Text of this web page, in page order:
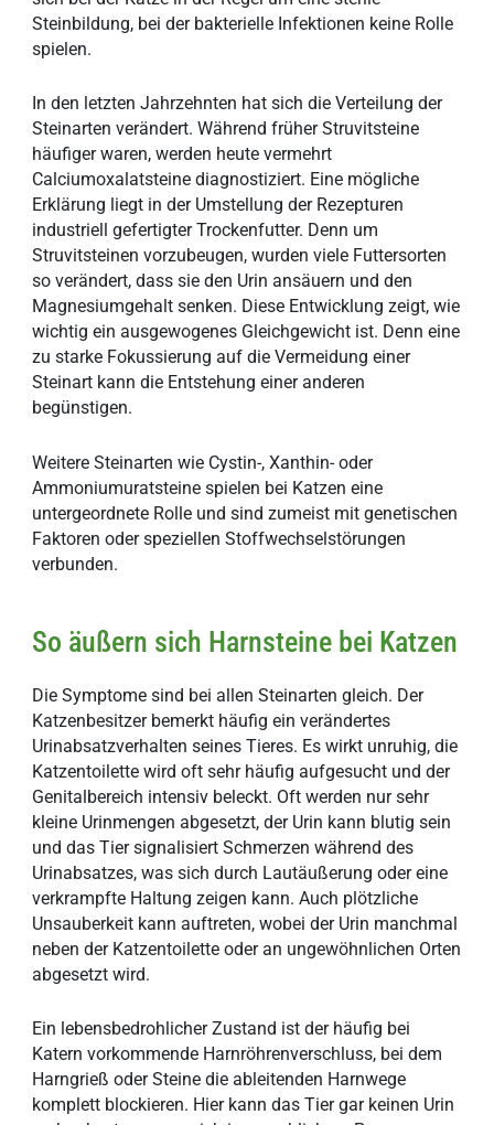
Steinbildung, bei der bakterielle Infektionen keine Rolle
spielen.
In den letzten Jahrzehnten hat sich die Verteilung der
Steinarten verändert. Während früher Struvitsteine
häufiger waren, werden heute vermehrt
Calciumoxalatsteine diagnostiziert. Eine mögliche
Erklärung liegt in der Umstellung der Rezepturen
industriell gefertigter Trockenfutter. Denn um
Struvitsteinen vorzubeugen, wurden viele Futtersorten
so verändert, dass sie den Urin ansäuern und den
Magnesiumgehalt senken. Diese Entwicklung zeigt, wie
wichtig ein ausgewogenes Gleichgewicht ist. Denn eine
zu starke Fokussierung auf die Vermeidung einer
Steinart kann die Entstehung einer anderen
begünstigen.
Weitere Steinarten wie Cystin-, Xanthin- oder
Ammoniumuratsteine spielen bei Katzen eine
untergeordnete Rolle und sind zumeist mit genetischen
Faktoren oder speziellen Stoffwechselstörungen
verbunden.
So äußern sich Harnsteine bei Katzen
Die Symptome sind bei allen Steinarten gleich. Der
Katzenbesitzer bemerkt häufig ein verändertes
Urinabsatzverhalten seines Tieres. Es wirkt unruhig, die
Katzentoilette wird oft sehr häufig aufgesucht und der
Genitalbereich intensiv beleckt. Oft werden nur sehr
kleine Urinmengen abgesetzt, der Urin kann blutig sein
und das Tier signalisiert Schmerzen während des
Urinabsatzes, was sich durch Lautäußerung oder eine
verkrampfte Haltung zeigen kann. Auch plötzliche
Unsauberkeit kann auftreten, wobei der Urin manchmal
neben der Katzentoilette oder an ungewöhnlichen Orten
abgesetzt wird.
Ein lebensbedrohlicher Zustand ist der häufig bei
Katern vorkommende Harnröhrenverschluss, bei dem
Harngrieß oder Steine die ableitenden Harnwege
komplett blockieren. Hier kann das Tier gar keinen Urin